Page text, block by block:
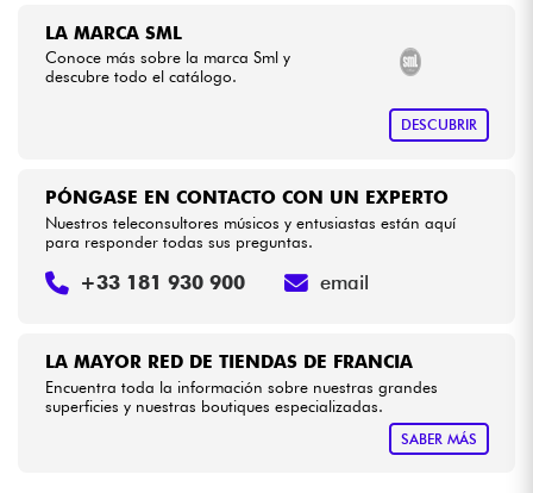
LA MARCA SML
Conoce más sobre la marca Sml y
descubre todo el catálogo.
DESCUBRIR
LA MAYOR RED DE TIENDAS DE FRANCIA
Encuentra toda la información sobre nuestras grandes
superficies y nuestras boutiques especializadas.
SABER MÁS
PÓNGASE EN CONTACTO CON UN EXPERTO
Nuestros teleconsultores músicos y entusiastas están aquí
para responder todas sus preguntas.
+33 181 930 900 email